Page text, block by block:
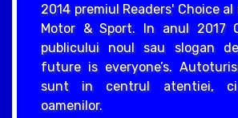
2014 premiul Readers' Choice
Motor & Sport. In anul 2017
publicului noul sau slogan
future is everyone’s.
sunt in centrul atentiei, ci
oamenilor.